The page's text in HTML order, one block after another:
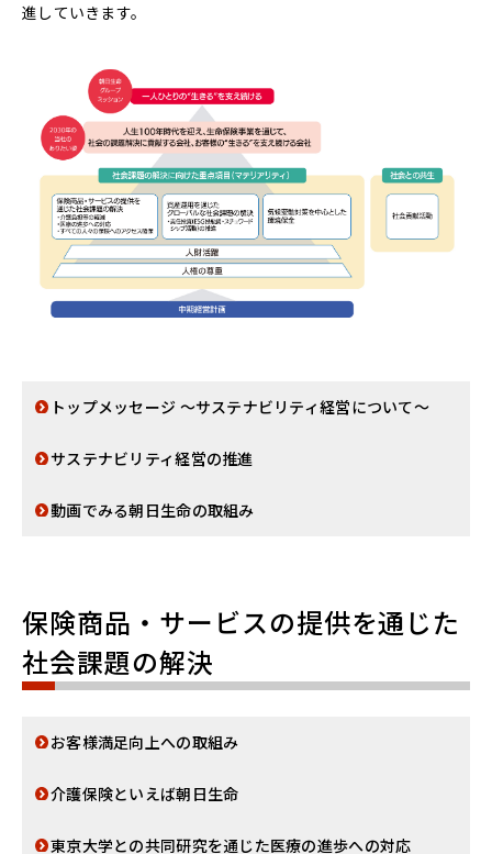
進していきます。
トップメッセージ ～サステナビリティ経営について～
サステナビリティ経営の推進
動画でみる朝日生命の取組み
保険商品・サービスの提供を通じた
社会課題の解決
お客様満足向上への取組み
介護保険といえば朝日生命
東京大学との共同研究を通じた医療の進歩への対応